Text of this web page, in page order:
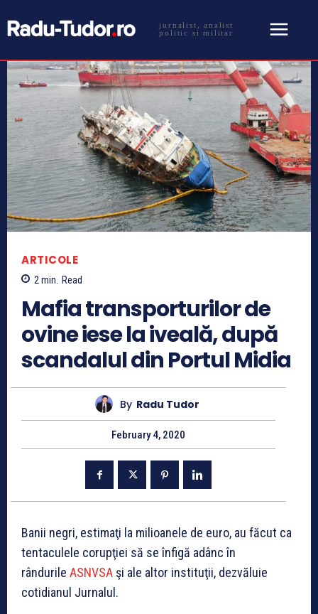
jurnalist, analist
politic si militar
ARTICOLE
2min. Read
Mafia transporturilor de
ovine iese la iveală, după
scandalul din Portul Midia
By Radu Tudor
February 4, 2020
Banii negri, estimaţi la milioanele de euro, au făcut ca
tentaculele corupţiei să se înfigă adânc în
rândurile ASNVSA şi ale altor instituţii, dezvăluie
cotidianul Jurnalul.